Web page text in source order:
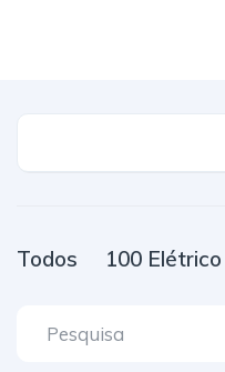
Todos 100 Elétrico